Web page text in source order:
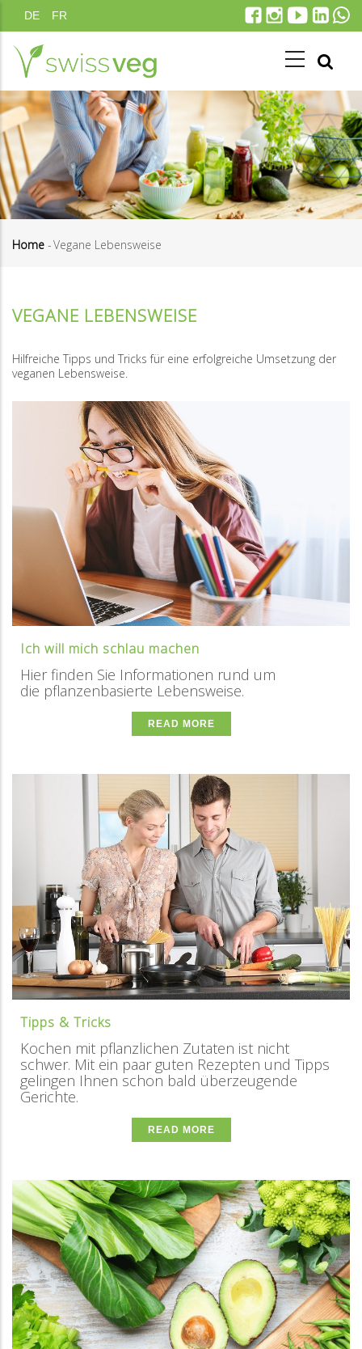
to
main
content
DE FR
Home -Vegane Lebensweise
VEGANE LEBENSWEISE
Hilfreiche Tipps und Tricks für eine erfolgreiche Umsetzung der
veganen Lebensweise.
Ich will mich schlau machen
Hier finden Sie Informationen rund um
die pflanzenbasierte Lebensweise.
READ MORE
Tipps & Tricks
Kochen mit pflanzlichen Zutaten ist nicht
schwer. Mit ein paar guten Rezepten und Tipps
gelingen Ihnen schon bald überzeugende
Gerichte.
READ MORE